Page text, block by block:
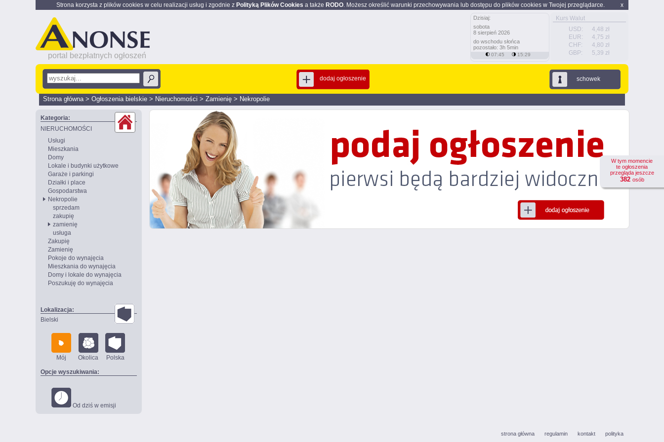
x
Strona korzysta z plików cookies w celu realizacji usług i zgodnie z Polityką Plików Cookies a także RODO. Możesz określić warunki przechowywania lub dostępu do plików cookies w Twojej przeglądarce.
portal bezpłatnych ogłoszeń
Kurs Walut
USD:
4,48 zł
EUR:
4,75 zł
CHF:
4,80 zł
GBP:
5,39 zł
Dzisiaj:
sobota
8 sierpień 2026
do wschodu słońca
pozostało: 3h 5min
07:45 15:29
schowek
dodaj ogłoszenie
Strona główna> Ogłoszenia bielskie > Nieruchomości > Zamienię > Nekropolie
Kategoria:
NIERUCHOMOŚCI
Usługi
Mieszkania
Domy
Lokale i budynki użytkowe
Garaże i parkingi
Działki i place
Gospodarstwa
Nekropolie
sprzedam
zakupię
zamienię
usługa
Zakupię
Zamienię
Pokoje do wynajęcia
Mieszkania do wynajęcia
Domy i lokale do wynajęcia
Poszukuję do wynajęcia
Lokalizacja:
Bielski
Mój Okolica Polska
Opcje wyszukiwania:
Od dziś w emisji
W tym momencie
te ogłoszenia
przegląda jeszcze
382 osób
strona główna regulamin kontakt polityka